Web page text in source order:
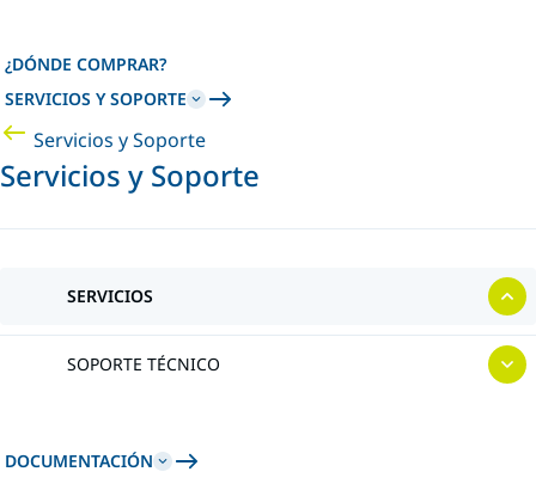
¿DÓNDE COMPRAR?
SERVICIOS Y SOPORTE
Servicios y Soporte
Servicios y Soporte
SERVICIOS
SOPORTE TÉCNICO
DOCUMENTACIÓN